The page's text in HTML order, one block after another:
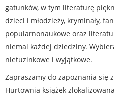
gatunków, w tym literaturę
dzieci i młodzieży, kryminały,
popularnonaukowe oraz
niemal każdej dziedziny.
nietuzinkowe i wyjątkowe.
Zapraszamy do zapoznania się
Hurtownia książek